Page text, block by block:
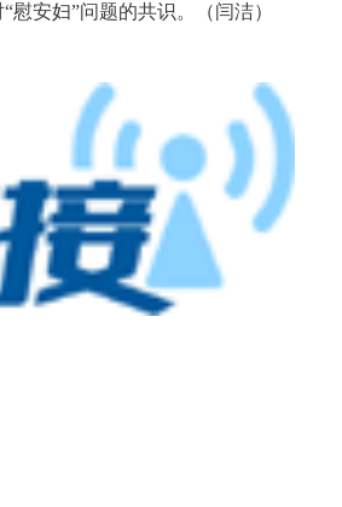
安妇”问题的共识。（闫洁）